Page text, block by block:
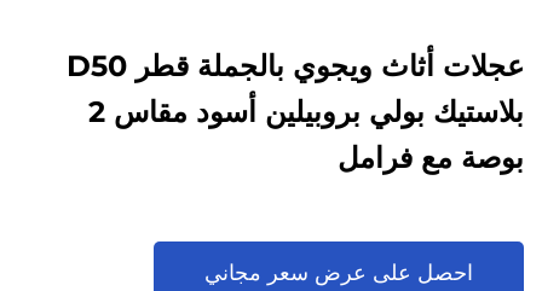
عجلات أثاث ويجوي بالجملة قطر D50
بلاستيك بولي بروبيلين أسود مقاس 2
بوصة مع فرامل
احصل على عرض سعر مجاني